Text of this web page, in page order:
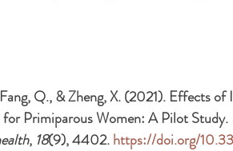
Q., & Zheng, X. (2021). Effects
Primiparous Women: A Pilot Study.
, 18(9), 4402. https://doi.org/